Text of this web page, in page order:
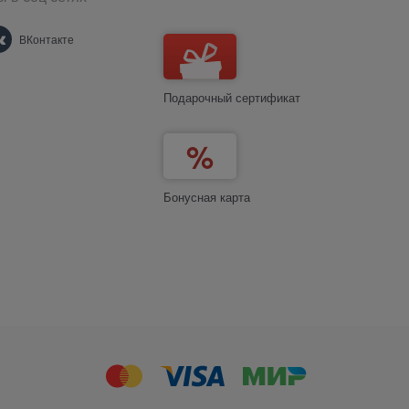
ВКонтакте
Подарочный сертификат
Бонусная карта